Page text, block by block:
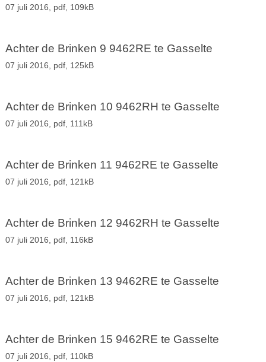
07 juli 2016, pdf, 109kB
Achter de Brinken 9 9462RE te Gasselte
07 juli 2016, pdf, 125kB
Achter de Brinken 10 9462RH te Gasselte
07 juli 2016, pdf, 111kB
Achter de Brinken 11 9462RE te Gasselte
07 juli 2016, pdf, 121kB
Achter de Brinken 12 9462RH te Gasselte
07 juli 2016, pdf, 116kB
Achter de Brinken 13 9462RE te Gasselte
07 juli 2016, pdf, 121kB
Achter de Brinken 15 9462RE te Gasselte
07 juli 2016, pdf, 110kB